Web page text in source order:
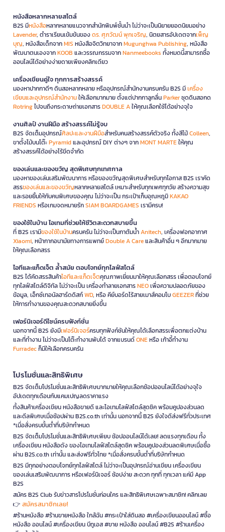
หนังสือหลากหลายสไตล์
B2S มีหนังสือหลากหลายแนวจากสำนักพิมพ์ชั้นนำ ไม่ว่าจะเป็นนิยายยอดนิยมอย่าง
Lavender, ตำราเรียนเข้มข้นของดร. ศุภวัฒน์ พุกเจริญ, นิตยสารอัปเดตจากเพ็ญ
บุญ, หนังสือเด็กจากMIS หนังสือจิตวิทยาจากMugunghwa Publishing, หนังสือ
พัฒนาตนเองจากKOOB และวรรณกรรมจากNanmeebooks ทั้งหมดนี้สามารถซื้อ
ออนไลน์ได้อย่างง่ายดายเพียงคลิกเดียว
เครื่องเขียนคู่ใจ ทุกการสร้างสรรค์
มองหาปากกาดีๆ ดินสอหลากหลาย หรืออุปกรณ์สำนักงานครบครัน B2S มีเครื่อง
เขียนและอุปกรณ์สำนักงานให้เลือกมากมาย ตั้งแต่ปากกาลูกลื่นParkerชุดดินสอกด
Rotringไปจนถึงกระดาษถ่ายเอกสารDOUBLE Aให้คุณเลือกใช้ได้อย่างจุใจ
งานศิลป์ งานฝีมือ สร้างสรรค์ไม่รู้จบ
B2S จัดเต็มอุปกรณ์ศิลปะและงานฝีมือสำหรับคนสร้างสรรค์ตัวจริง ทั้งสีไม้Colleen,
ขาตั้งไม้บนโต๊ะPyramidและอุปกรณ์ DIY ต่างๆ จากMONT MARTEให้คุณ
สร้างสรรค์ได้อย่างไร้ขีดจำกัด
ของเล่นและของขวัญ สุดพิเศษทุกเทศกาล
มองหาของเล่นเสริมพัฒนาการ หรือของขวัญสุดพิเศษสำหรับทุกโอกาส B2S เราคัด
สรรของเล่นและของขวัญหลากหลายสไตล์ เหมาะสำหรับทุกเพศทุกวัย สร้างความสุข
และรอยยิ้มให้กับคนพิเศษของคุณ ไม่ว่าจะเป็น กระเป๋าเก็บอุณหภูมิKAKAO
FRIENDS หรือเกมจดหมายรักSIAM BOARDGAMES เรามีครบ!
ของใช้ในบ้าน ไอเทมที่ช่วยให้ชีวิตสะดวกสบายขึ้น
ที่ B2S เรามีของใช้ในบ้านครบครัน ไม่ว่าจะเป็นกาต้มน้ำAnitech, เครื่องฟอกอากาศ
Xiaomi, หน้ากากอนามัยทางการแพทย์Double A Careและสินค้าอื่น ๆ อีกมากมาย
ให้คุณเลือกสรร
ไอทีและแก็ดเจ็ต ล้ำสมัย ตอบโจทย์ทุกไลฟ์สไตล์
B2S ได้คัดสรรสินค้าไอทีและแก็ดเจ็ตคุณภาพเยี่ยมมาให้คุณเลือกสรร เพื่อตอบโจทย์
ทุกไลฟ์สไตล์ดิจิทัล ไม่ว่าจะเป็น เครื่องทำลายเอกสารNEOเพื่อความปลอดภัยของ
ข้อมูล, เอ็กซ์เทอนัลฮาร์ดดิสก์WD, หรือ คีย์บอร์ดไร้สายเมาส์คอมโบGEEZERที่ช่วย
ให้การทำงานของคุณสะดวกสบายยิ่งขึ้น
เฟอร์นิเจอร์ดีไซน์ครบฟังก์ชั่น
นอกจากนี้ B2S ยังมีเฟอร์นิเจอร์ครบทุกฟังก์ชันให้คุณได้เลือกสรรเพื่อตกแต่งบ้าน
และที่ทำงาน ไม่ว่าจะเป็นโต๊ะทำงานพับได้ จากแบรนด์ONEหรือ เก้าอี้ทำงาน
Furradecก็มีให้เลือกครบครัน
โปรโมชั่นและสิทธิพิเศษ
B2S จัดเต็มโปรโมชั่นและสิทธิพิเศษมากมายให้คุณเลือกช้อปออนไลน์ได้อย่างจุใจ
อัปเดตทุกเดือนกับแคมเปญลดราคาแรง
ทั้งสินค้าเครื่องเขียน หนังสือขายดี และไอเทมไลฟ์สไตล์สุดชิค พร้อมคูปองส่วนลด
และดีลพิเศษเมื่อช้อปผ่าน B2S.co.th เท่านั้น นอกจากนี้ B2S ยังใจดีส่งฟรีทั่วประเทศ
*เมื่อสั่งครบขั้นต่ำที่บริษัทกำหนด
B2S จัดเต็มโปรโมชั่นและสิทธิพิเศษเพียบ ช้อปออนไลน์ได้เลย! ลดแรงทุกเดือน ทั้ง
เครื่องเขียน หนังสือดัง ของไอเทมไลฟ์สไตล์สุดชิค พร้อมคูปองส่วนลดพิเศษเมื่อซื้อ
ผ่าน B2S.co.th เท่านั้น และส่งฟรีทั่วไทย *เมื่อสั่งครบขั้นต่ำที่บริษัทกำหนด
B2S มีทุกอย่างตอบโจทย์ทุกไลฟ์สไตล์ ไม่ว่าจะเป็นอุปกรณ์อ่านเขียน เครื่องเขียน
ของเล่นเสริมพัฒนาการ หรือเฟอร์นิเจอร์ ช้อปง่าย สะดวก ทุกที่ ทุกเวลา แค่มี App
B2S
สมัคร B2S Club รับข่าวสารโปรโมชั่นก่อนใคร และสิทธิพิเศษเฉพาะสมาชิก! คลิกเลย
👉 สมัครสมาชิกเลย!
#ร้านหนังสือ #ร้านขายหนังสือ ใกล้ฉัน #กระเป๋าใส่ดินสอ #เครื่องเขียนออนไลน์ #ซื้อ
หนังสือ ออนไลน์ #เครื่องเขียน บีทูเอส #ขาย หนังสือ ออนไลน์ #B2S #ร้านเครื่อง